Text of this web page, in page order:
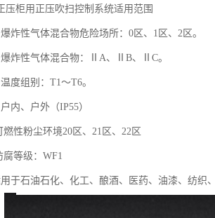
压柜用正压吹扫控制系统适用范围
炸性气体混合物危险场所：0区、1区、2区。
炸性气体混合物：ⅡA、ⅡB、ⅡC。
度组别：T1～T6。
内、户外（IP55）
燃性粉尘环境20区、21区、22区
腐等级：WF1
于石油石化、化工、酿酒、医药、油漆、纺织